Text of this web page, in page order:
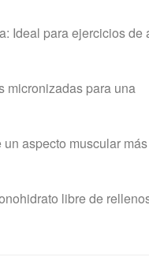
Ideal para ejercicios de
micronizadas para una
aspecto muscular
libre de